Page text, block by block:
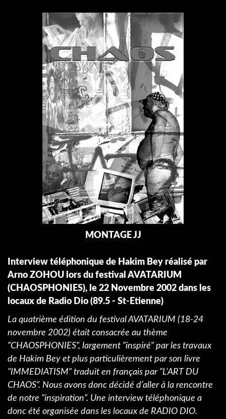
MONTAGE JJ
Interview téléphonique de Hakim Bey réalisé par
Arno ZOHOU lors du festival AVATARIUM
(CHAOSPHONIES), le 22 Novembre 2002 dans les
locaux de Radio Dio (89.5 - St-Etienne)
La quatrième édition du festival AVATARIUM (18-24
novembre 2002) était consacrée au thème
"CHAOSPHONIES", largement "inspiré" par les travaux
de Hakim Bey et plus particulièrement par son livre
"IMMEDIATISM" traduit en français par "L’ART DU
CHAOS". Nous avons donc décidé d’aller à la rencontre
de notre "inspiration". Une interview téléphonique a
donc été organisée dans les locaux de RADIO DIO.